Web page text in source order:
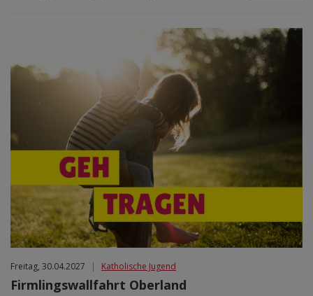
Freitag, 30.04.2027 | Katholische Jugend
Firmlingswallfahrt Oberland